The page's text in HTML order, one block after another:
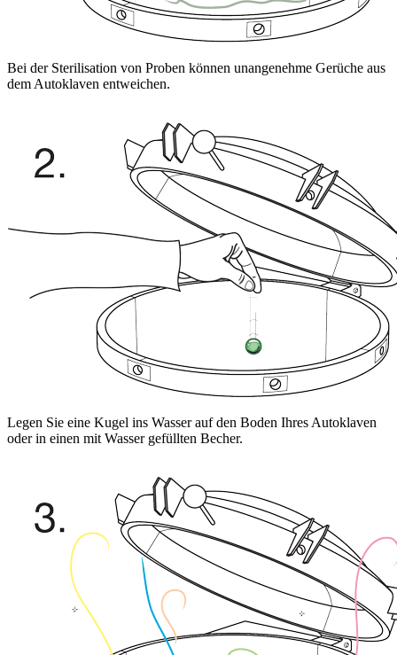
Bei der Sterilisation von Proben können unangenehme Gerüche aus
dem Autoklaven entweichen.
Legen Sie eine Kugel ins Wasser auf den Boden Ihres Autoklaven
oder in einen mit Wasser gefüllten Becher.